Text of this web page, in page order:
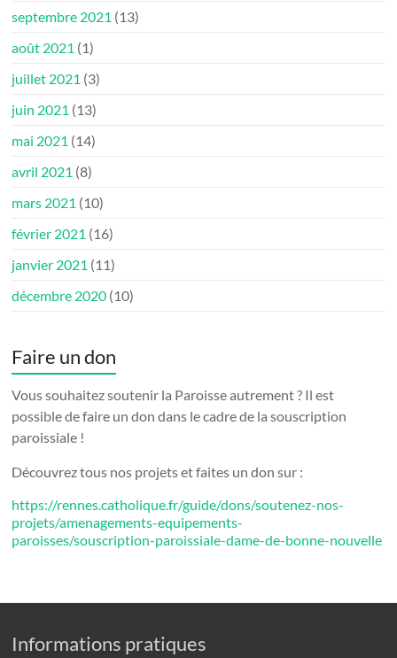
septembre 2021 (13)
août 2021 (1)
juillet 2021 (3)
juin 2021 (13)
mai 2021 (14)
avril 2021 (8)
mars 2021 (10)
février 2021 (16)
janvier 2021 (11)
décembre 2020 (10)
Faire un don
Vous souhaitez soutenir la Paroisse autrement ? Il est
possible de faire un don dans le cadre de la souscription
paroissiale !
Découvrez tous nos projets et faites un don sur :
https://rennes.catholique.fr/guide/dons/soutenez-nos-
projets/amenagements-equipements-
paroisses/souscription-paroissiale-dame-de-bonne-nouvelle
Informations pratiques